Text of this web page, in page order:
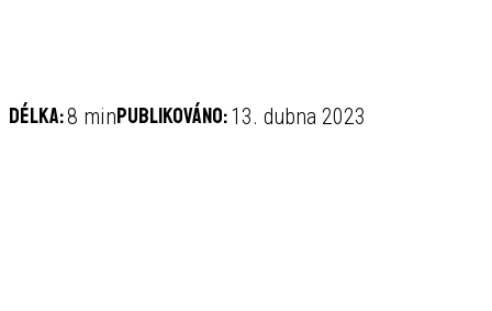
Délka:8 minPublikováno:13. dubna 2023